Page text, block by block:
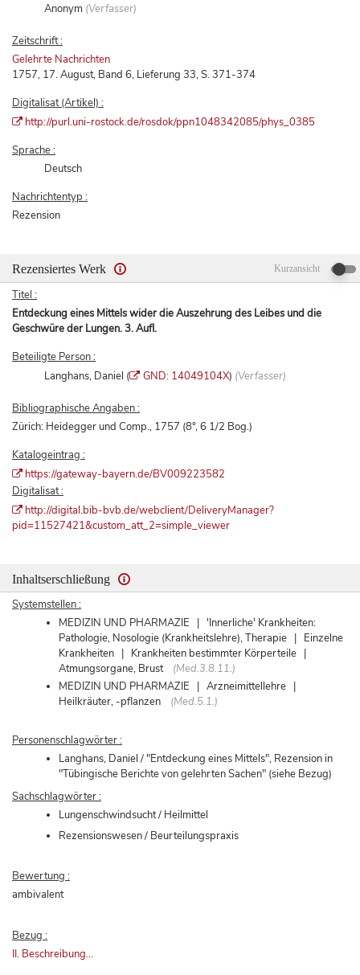
Anonym (Verfasser)
Zeitschrift :
Gelehrte Nachrichten
1757, 17. August, Band 6, Lieferung 33, S. 371-374
Digitalisat (Artikel) :
http://purl.uni-rostock.de/rosdok/ppn1048342085/phys_0385
Sprache :
Deutsch
Nachrichtentyp :
Rezension
Rezensiertes Werk Kurzansicht
Titel :
Entdeckung eines Mittels wider die Auszehrung des Leibes und die
Geschwüre der Lungen. 3. Aufl.
Beteiligte Person :
Langhans, Daniel (
GND: 14049104X) (Verfasser)
Bibliographische Angaben :
Zürich: Heidegger und Comp., 1757 (8°, 6 1/2 Bog.)
Katalogeintrag :
https://gateway-bayern.de/BV009223582
Digitalisat :
http://digital.bib-bvb.de/webclient/DeliveryManager?
pid=11527421&custom_att_2=simple_viewer
Inhaltserschließung
Systemstellen :
MEDIZIN UND PHARMAZIE | 'Innerliche' Krankheiten:
Pathologie, Nosologie (Krankheitslehre), Therapie | Einzelne
Krankheiten | Krankheiten bestimmter Körperteile |
Atmungsorgane, Brust (Med.3.8.11.)
MEDIZIN UND PHARMAZIE | Arzneimittellehre |
Heilkräuter, -pflanzen
(Med.5.1.)
Personenschlagwörter :
Langhans, Daniel / "Entdeckung eines Mittels", Rezension in
"Tübingische Berichte von gelehrten Sachen" (siehe Bezug)
Sachschlagwörter :
Lungenschwindsucht / Heilmittel
Rezensionswesen / Beurteilungspraxis
Bewertung :
ambivalent
Bezug :
II. Beschreibung...